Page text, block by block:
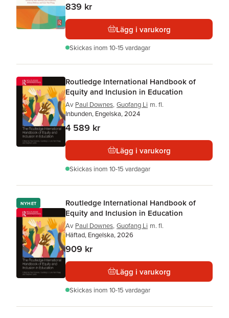
839 kr
Lägg i varukorg
Skickas inom 10-15 vardagar
Routledge International Handbook of
Equity and Inclusion in Education
Av Paul Downes, Guofang Li m. fl.
Inbunden, Engelska, 2024
4 589 kr
Lägg i varukorg
Skickas inom 10-15 vardagar
NYHET
Routledge International Handbook of
Equity and Inclusion in Education
Av Paul Downes, Guofang Li m. fl.
Häftad, Engelska, 2026
909 kr
Lägg i varukorg
Skickas inom 10-15 vardagar